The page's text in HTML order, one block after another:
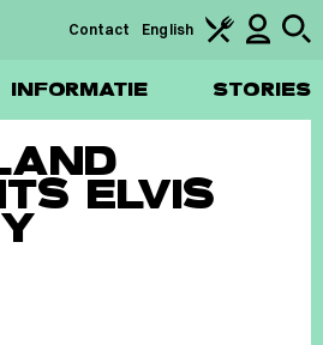
INFORMATIE STORIES
Contact English
ELVIS